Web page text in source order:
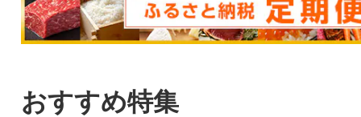
おすすめ特集